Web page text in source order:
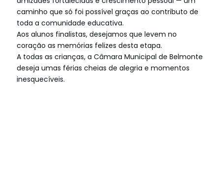
caminho que só foi possível graças ao contributo de
toda a comunidade educativa.
Aos alunos finalistas, desejamos que levem no
coração as memórias felizes desta etapa.
A todas as crianças, a Câmara Municipal de Belmonte
deseja umas férias cheias de alegria e momentos
inesquecíveis.